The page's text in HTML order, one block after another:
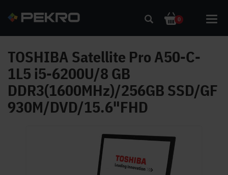
0
TOSHIBA Satellite Pro A50-C-
1L5 i5-6200U/8 GB
DDR3(1600MHz)/256GB SSD/GF
930M/DVD/15.6"FHD